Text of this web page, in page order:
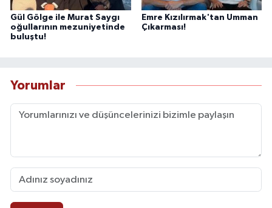
Gül Gölge ile Murat Saygı
oğullarının mezuniyetinde
buluştu!
Emre Kızılırmak'tan Umman
Çıkarması!
Yorumlar